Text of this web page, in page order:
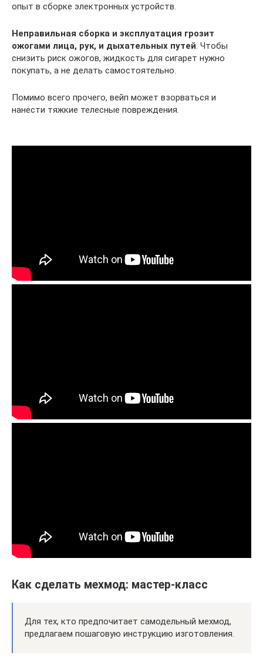
опыт в сборке электронных устройств.
Неправильная сборка и эксплуатация грозит
ожогами лица, рук, и дыхательных путей . Чтобы
снизить риск ожогов, жидкость для сигарет нужно
покупать, а не делать самостоятельно.
Помимо всего прочего, вейп может взорваться и
нанести тяжкие телесные повреждения.
Как сделать мехмод: мастер-класс
Для тех, кто предпочитает самодельный мехмод,
предлагаем пошаговую инструкцию изготовления.